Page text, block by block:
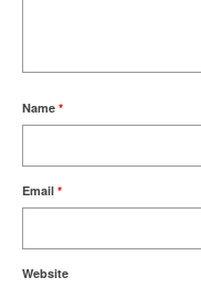
Name *
Email *
Website